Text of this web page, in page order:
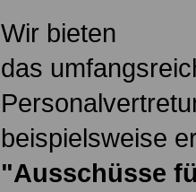
Wir bieten
das
beispielsweise
"Ausschüsse